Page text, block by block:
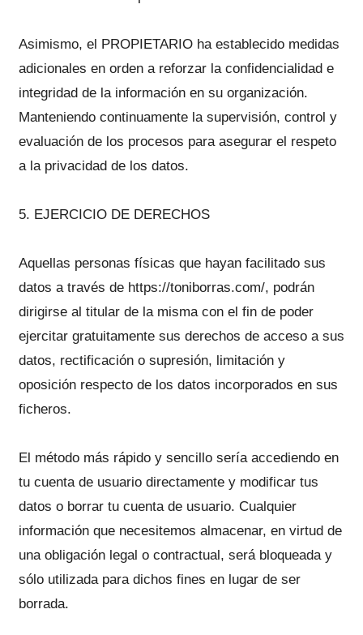
Asimismo, el PROPIETARIO ha establecido medidas
adicionales en orden a reforzar la confidencialidad e
integridad de la información en su organización.
Manteniendo continuamente la supervisión, control y
evaluación de los procesos para asegurar el respeto
a la privacidad de los datos.
5. EJERCICIO DE DERECHOS
Aquellas personas físicas que hayan facilitado sus
datos a través de https://toniborras.com/, podrán
dirigirse al titular de la misma con el fin de poder
ejercitar gratuitamente sus derechos de acceso a sus
datos, rectificación o supresión, limitación y
oposición respecto de los datos incorporados en sus
ficheros.
El método más rápido y sencillo sería accediendo en
tu cuenta de usuario directamente y modificar tus
datos o borrar tu cuenta de usuario. Cualquier
información que necesitemos almacenar, en virtud de
una obligación legal o contractual, será bloqueada y
sólo utilizada para dichos fines en lugar de ser
borrada.